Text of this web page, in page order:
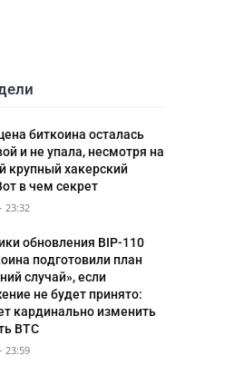
биткоина осталась
и не упала, несмотря на
крупный хакерский
в чем секрет
23:32
обновления BIP-110
подготовили план
случай», если
не будет принято:
кардинально изменить
BTC
23:59